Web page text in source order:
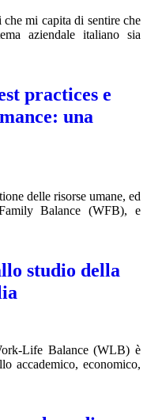
mi capita di sentire che
aziendale italiano sia
practices e
una
delle risorse umane, ed
Balance (WFB), e
studio della
Life Balance (WLB) è
accademico, economico,